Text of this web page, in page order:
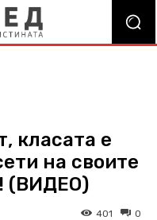
класата е
на своите
(ВИДЕО)
0
401